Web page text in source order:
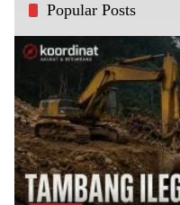
Popular Posts